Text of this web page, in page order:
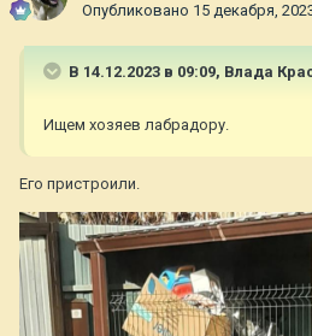
Опубликовано 15 декабря,
В 14.12.2023 в 09:09, Влада
Ищем хозяев лабрадору.
Его пристроили.